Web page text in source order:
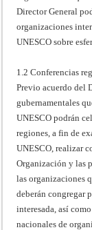
Director General
organizaciones
UNESCO sobre
1.2 Conferencias
Previo acuerdo del
gubernamentales
UNESCO podrán
regiones, a fin de
UNESCO, realizar
Organización y las
las organizaciones
deberán congregar
interesada, así
nacionales de